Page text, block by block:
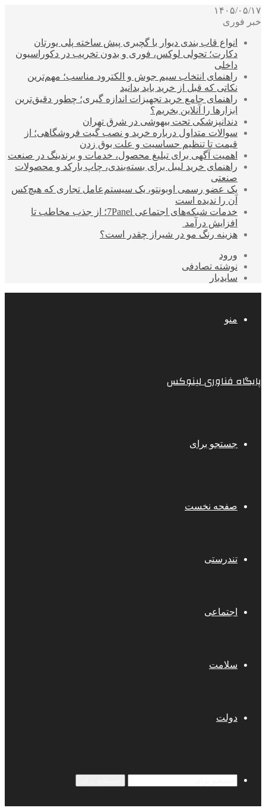
۱۴۰۵/۰۵/۱۷
خبر فوری
انواع قاب بندی دیوار با گچبری پیش ساخته پلی یورتان
دکارت؛ تحولی لوکس، فوری و بدون تخریب در دکوراسیون
داخلی
راهنمای انتخاب سیم جوش و الکترود مناسب؛ مهم‌ترین
نکاتی که قبل از خرید باید بدانید
راهنمای جامع خرید تجهیزات اندازه گیری؛ چطور دقیق‌ترین
ابزارها را آنلاین بخریم؟
دندانپزشکی تحت بیهوشی در شرق تهران
سوالات متداول درباره خرید و نصب گیت فروشگاهی؛ از
قیمت تا تنظیم حساسیت و علت بوق زدن
اهمیت آگهی برای تبلیغ محصول، خدمات و برندینگ در صنعت
راهنمای خرید لیبل برای بسته‌بندی، چاپ بارکد و محصولات
صنعتی
یک عضو رسمی اوبونتو، یک سیستم‌عامل تجاری که هیچ‌کس
آن را ندیده است
خدمات شبکه‌های اجتماعی 7Panel؛ از جذب مخاطب تا
افزایش درآمد
هزینه رنگ مو در شیراز چقدر است؟
ورود
نوشته تصادفی
سایدبار
منو
پایگاه فناوری لینوکس
جستجو برای
صفحه نخست
تندرستی
اجتماعی
سلامت
دولت